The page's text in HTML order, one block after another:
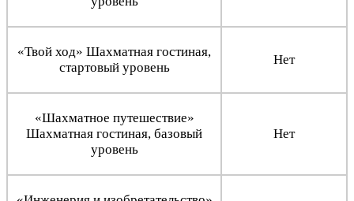
«Твой ход» Шахматная гостиная,
стартовый уровень
Нет
«Шахматное путешествие»
Шахматная гостиная, базовый
уровень
Нет